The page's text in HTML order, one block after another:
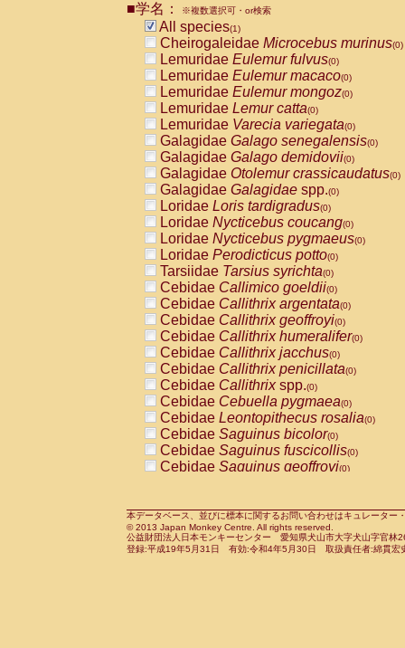
CebidaeCebus nigrivittatus
CebidaeCebus
CebidaeSaimiri boliviensis(0)
CebidaeSaimiri sciureus(0)
AtelidaeAlouatta caraya(0)
AtelidaeAlouatta fusca(0)
AtelidaeAlouatta seniculus
AtelidaeAlouattaspp.(0)
AtelidaeAteles belzebuth(0)
AtelidaeAteles geoffroyi(0)
AtelidaeAteles paniscus(0)
AtelidaeAtelesspp.(0)
Atelidae Lagothrix lagothricha
AtelidaeLagothrix lagothricha cana
PitheciidaeCacajao calvus
PitheciidaeCallicebus cupreus
PitheciidaeCallicebus donacophilus
PitheciidaeCallicebus moloch
PitheciidaeCallicebus torquatus
PitheciidaeCallicebusspp.(0)
PitheciidaeChiropotes satanas(0)
PitheciidaePithecia monachus
PitheciidaePithecia pithecia(0)
CercopithecidaeCercocebus agilis
CercopithecidaeCercocebus
CercopithecidaeCercocebus
CercopithecidaeCercocebus
CercopithecidaeCercocebus
CercopithecidaeCercocebushybrid
CercopithecidaePapio anubis(0)
CercopithecidaePapio cynocephalus
CercopithecidaePapio hamadryas(0)
■学名： ※複数選択可・or検索
All species(1)
Cheirogaleidae Microcebus murinus(0)
Lemuridae Eulemur fulvus(0)
Lemuridae Eulemur macaco(0)
Lemuridae Eulemur mongoz(0)
Lemuridae Lemur catta(0)
Lemuridae Varecia variegata(0)
Galagidae Galago senegalensis(0)
Galagidae Galago demidovii(0)
Galagidae Otolemur crassicaudatus(0)
Galagidae Galagidae spp.(0)
Loridae Loris tardigradus(0)
Loridae Nycticebus coucang(0)
Loridae Nycticebus pygmaeus(0)
Loridae Perodicticus potto(0)
Tarsiidae Tarsius syrichta(0)
Cebidae Callimico goeldii(0)
Cebidae Callithrix argentata(0)
Cebidae Callithrix geoffroyi(0)
Cebidae Callithrix humeralifer(0)
Cebidae Callithrix jacchus(0)
Cebidae Callithrix penicillata(0)
Cebidae Callithrixspp.(0)
Cebidae Cebuella pygmaea(0)
Cebidae Leontopithecus rosalia(0)
Cebidae Saguinus bicolor(0)
Cebidae Saguinus fuscicollis(0)
Cebidae Saguinus geoffroyi(0)
CebidaeSaguinus leucopus(0)
CebidaeSaguinus midas(0)
Cebidae Saguinus mystax(0)
本データベース、並びに標本に関するお問い合わせはキュレータ
© 2013 Japan Monkey Centre. All rights reserved.
公益財団法人日本モンキーセンター 愛知県犬山市大字犬山字官
登録:平成19年5月31日 有効:令和4年5月30日 取扱責任者:綿貫宏